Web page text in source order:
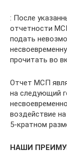
: После
отчетности
подать
прочитать во
Отчет МСП
на следующий
воздействие
5-кратном
НАШИ